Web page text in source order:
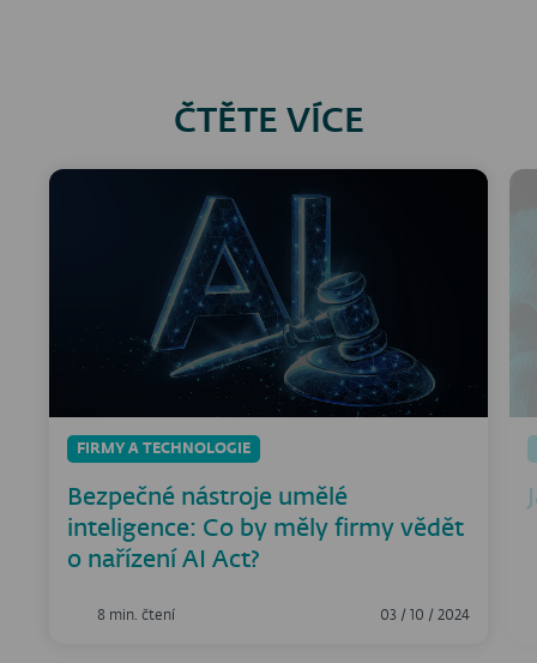
ČTĚTE VÍCE
FIRMY A TECHNOLOGIE
Bezpečné nástroje umělé
inteligence: Co by měly firmy vědět
o nařízení AI Act?
8 min. čtení 03 / 10 / 2024